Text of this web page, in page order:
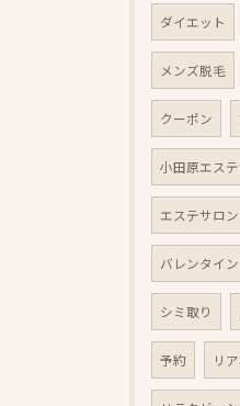
ダイエット
メンズ脱毛
クーポン
小田原エス
エステサロン
バレンタイ
シミ取り
予約 リ